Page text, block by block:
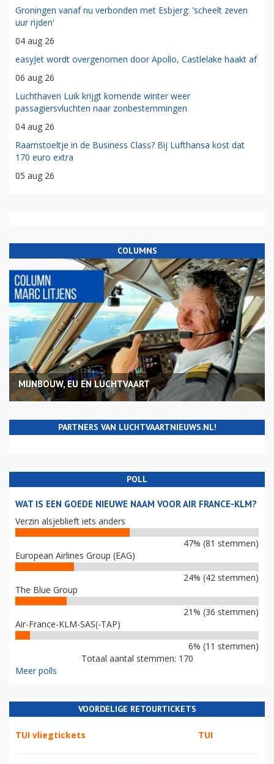
Groningen vanaf nu verbonden met Esbjerg: 'scheelt zeven
uur rijden'
04 aug 26
easyJet wordt overgenomen door Apollo, Castlelake haakt af
06 aug 26
Luchthaven Luik krijgt komende winter weer
passagiersvluchten naar zonbestemmingen
04 aug 26
Raamstoeltje in de Business Class? Bij Lufthansa kost dat
170 euro extra
05 aug 26
COLUMNS
MIJNBOUW, EU EN LUCHTVAART
PARTNERS VAN LUCHTVAARTNIEUWS.NL!
POLL
WAT IS EEN GOEDE NIEUWE NAAM VOOR AIR FRANCE-KLM?
Verzin alsjeblieft iets anders
47% (81 stemmen)
European Airlines Group (EAG)
24% (42 stemmen)
The Blue Group
21% (36 stemmen)
Air-France-KLM-SAS(-TAP)
6% (11 stemmen)
Totaal aantal stemmen: 170
Meer polls
VOORDELIGE RETOURTICKETS
TUI vliegtickets TUI